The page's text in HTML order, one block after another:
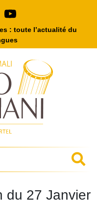
: toute l’actualité du
du 27 Janvier